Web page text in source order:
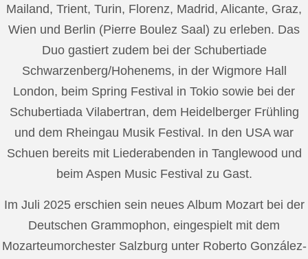
Mailand, Trient, Turin, Florenz, Madrid, Alicante, Graz,
Wien und Berlin (Pierre Boulez Saal) zu erleben. Das
Duo gastiert zudem bei der Schubertiade
Schwarzenberg/Hohenems, in der Wigmore Hall
London, beim Spring Festival in Tokio sowie bei der
Schubertiada Vilabertran, dem Heidelberger Frühling
und dem Rheingau Musik Festival. In den USA war
Schuen bereits mit Liederabenden in Tanglewood und
beim Aspen Music Festival zu Gast.
Im Juli 2025 erschien sein neues Album Mozart bei der
Deutschen Grammophon, eingespielt mit dem
Mozarteumorchester Salzburg unter Roberto González-